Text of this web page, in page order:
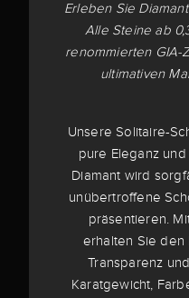
Erleben Sie
Alle Steine ab
renommierten GIA-
ultimativen
Unsere Solitaire-
pure Eleganz
Diamant wird
unübertroffene
präsentieren.
erhalten Sie den
Transparenz
Karatgewicht,